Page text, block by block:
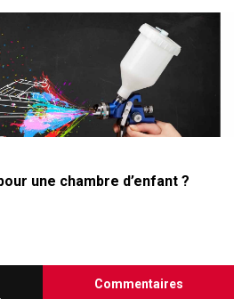
une chambre d’enfant ?
Commentaires